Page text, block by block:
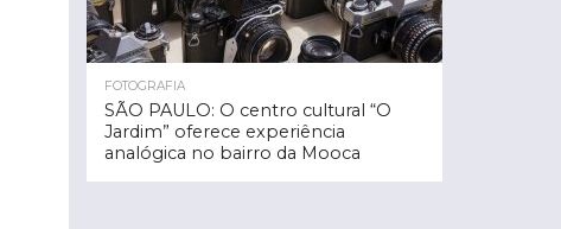
FOTOGRAFIA
SÃO PAULO: O centro cultural “O
Jardim” oferece experiência
analógica no bairro da Mooca